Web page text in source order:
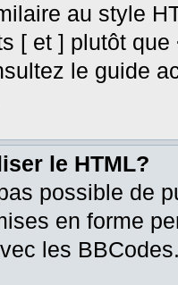
au style
[ et ] plutôt
le guide
le HTML?
possible de
en forme
les